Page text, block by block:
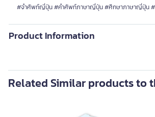
#จำศัพท์ญี่ปุ่น #คำศัพท์ภาษาญี่ปุ่น #ศึกษาภาษาญี่ปุ่น
Product Information
Related Similar products to